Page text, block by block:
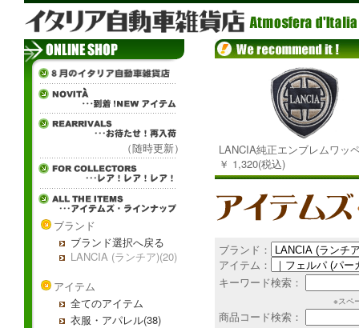
（随時更新）
ブランド
ブランド選択へ戻る
LANCIA (ランチア)(20)
アイテム
全てのアイテム
衣服・アパレル(38)
LANCIA純正エンブレムワッ
￥ 1,320(税込)
ブランド：
アイテム：
キーワード検索：
※スペ
商品コード検索：